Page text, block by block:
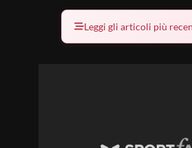
Leggi gli articoli più